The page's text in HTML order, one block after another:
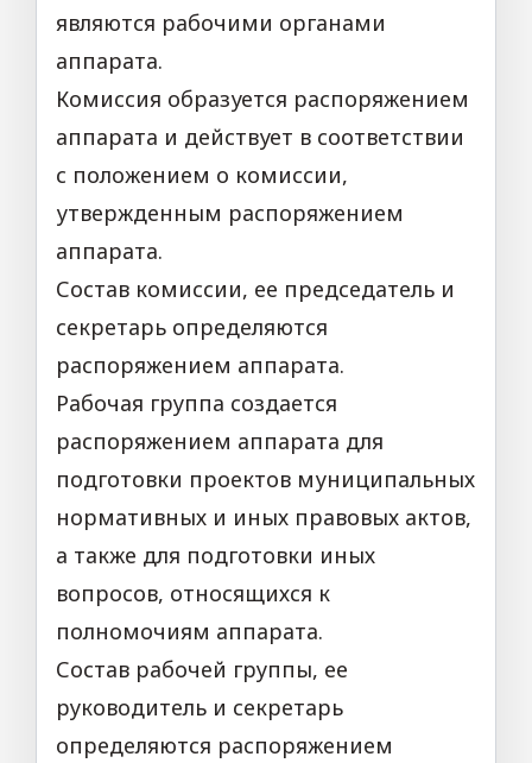
являются рабочими органами
аппарата.
Комиссия образуется распоряжением
аппарата и действует в соответствии
с положением о комиссии,
утвержденным распоряжением
аппарата.
Состав комиссии, ее председатель и
секретарь определяются
распоряжением аппарата.
Рабочая группа создается
распоряжением аппарата для
подготовки проектов муниципальных
нормативных и иных правовых актов,
а также для подготовки иных
вопросов, относящихся к
полномочиям аппарата.
Состав рабочей группы, ее
руководитель и секретарь
определяются распоряжением